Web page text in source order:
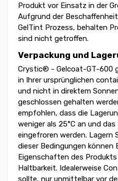
Produkt vor Einsatz in der
Aufgrund der
GelTint Prozess, behalten
sind nicht getroffen.
Verpackung und
Crystic® - Gelcoat-GT-600
in Ihrer ursprünglichen
und nicht in direktem
geschlossen gehalten
empfohlen, dass die
weniger als 25°C an und
eingefroren werden. Lagern
dieser Bedingungen können
Eigenschaften des
Haltbarkeit. Idealerweise
sollte, nur unmittelbar vor